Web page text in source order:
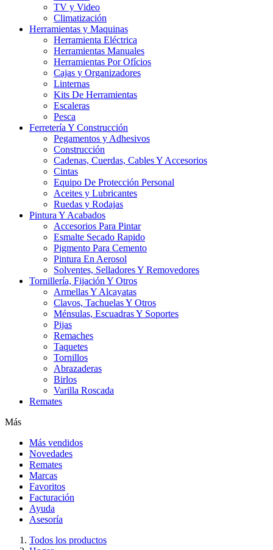
TV y Video
Climatización
Herramientas y Maquinas
Herramienta Eléctrica
Herramientas Manuales
Herramientas Por Ofícios
Cajas y Organizadores
Linternas
Kits De Herramientas
Escaleras
Pesca
Ferretería Y Construcción
Pegamentos y Adhesivos
Construcción
Cadenas, Cuerdas, Cables Y Accesorios
Cintas
Equipo De Protección Personal
Aceites y Lubricantes
Ruedas y Rodajas
Pintura Y Acabados
Accesorios Para Pintar
Esmalte Secado Rapido
Pigmento Para Cemento
Pintura En Aerosol
Solventes, Selladores Y Removedores
Tornillería, Fijación Y Otros
Armellas Y Alcayatas
Clavos, Tachuelas Y Otros
Ménsulas, Escuadras Y Soportes
Pijas
Remaches
Taquetes
Tornillos
Abrazaderas
Birlos
Varilla Roscada
Remates
Más
Más vendidos
Novedades
Remates
Marcas
Favoritos
Facturación
Ayuda
Asesoría
Todos los productos